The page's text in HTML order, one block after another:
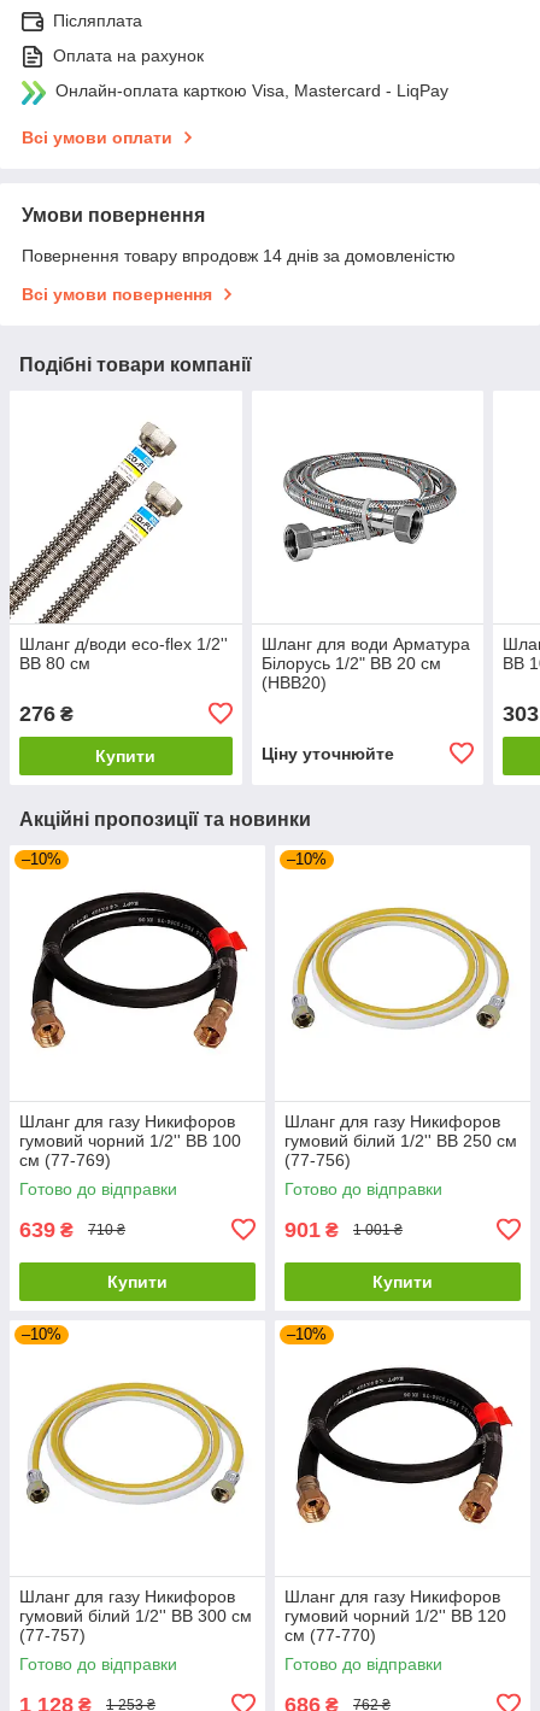
Післяплата
Оплата на рахунок
Онлайн-оплата карткою Visa, Mastercard - LiqPay
Всі умови оплати
Умови повернення
Повернення товару впродовж 14 днів за домовленістю
Всі умови повернення
Подібні товари компанії
Шланг д/води eco-flex 1/2''
ВВ 80 см
276 ₴
Купити
Шланг для води Арматура
Білорусь 1/2" ВВ 20 см
(HBB20)
Ціну уточнюйте
ВВ
Акційні пропозиції та новинки
–10%
Шланг для газу Никифоров
гумовий чорний 1/2'' ВВ 100
см (77-769)
Готово до відправки
639 ₴ 710 ₴
Купити
–10%
Шланг для газу Никифоров
гумовий білий 1/2'' ВВ 250 см
(77-756)
Готово до відправки
901 ₴ 1 001 ₴
Купити
–10%
Шланг для газу Никифоров
гумовий білий 1/2'' ВВ 300 см
(77-757)
Готово до відправки
1 128 ₴ 1 253 ₴
–10%
Шланг для газу Никифоров
гумовий чорний 1/2'' ВВ 120
см (77-770)
Готово до відправки
686 ₴ 762 ₴